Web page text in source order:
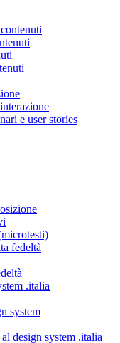
e user stories
fedeltà
.italia
system
design system .italia